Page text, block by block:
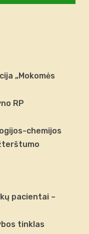
„Mokomės
RP
chemijos
pacientai –
tinklas